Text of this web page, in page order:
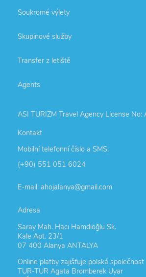
Soukromé výlety
Skupinové služby
Transfer z letiště
Agents
ASI TURIZM Travel Agency License No:
Kontakt
Mobilní telefonní číslo a SMS:
(+90) 551 051 6024
E-mail: ahojalanya@gmail.com
Adresa
Saray Mah. Hacı Hamdioğlu Sk.
Kale Apt. 23/1
07 400 Alanya ANTALYA
Online platby zajišťuje polská společnost
TUR-TUR Agata Bromberek Uyar